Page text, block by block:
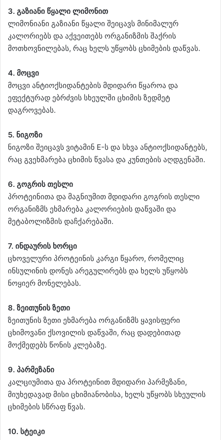
3. გაზიანი წყალი ლიმონით
ლიმონიანი გაზიანი წყალი შეიცავს მინიმალურ
კალორიებს და აქვეითებს ორგანიზმის შაქრის
მოთხოვნილებას, რაც ხელს უწყობს ცხიმების დაწვას.
4. მოცვი
მოცვი ანტიოქსიდანტების მდიდარი წყაროა და
ეფექტურად ებრძვის სხეულში ცხიმის ზედმეტ
დაგროვებას.
5. ნიგოზი
ნიგოზი შეიცავს ვიტამინ E-ს და სხვა ანტიოქსიდანტებს,
რაც გვეხმარება ცხიმის წვასა და კუნთების აღდგენაში.
6. გოგრის თესლი
პროტეინითა და მაგნიუმით მდიდარი გოგრის თესლი
ორგანიზმს ეხმარება კალორიების დაწვაში და
მეტაბოლიზმის დაჩქარებაში.
7. ინდაურის ხორცი
ცხოველური პროტეინის კარგი წყარო, რომელიც
ინსულინის დონეს არეგულირებს და ხელს უწყობს
ნოყიერ მონელებას.
8. ზეითუნის ზეთი
ზეითუნის ზეთი ეხმარება ორგანიზმს ყავისფერი
ცხიმოვანი ქსოვილის დაწვაში, რაც დადებითად
მოქმედებს წონის კლებაზე.
9. პარმეზანი
კალციუმითა და პროტეინით მდიდარი პარმეზანი,
მიუხედავად მისი ცხიმიანობისა, ხელს უწყობს სხეულის
ცხიმების სწრაფ წვას.
10. სტეიკი